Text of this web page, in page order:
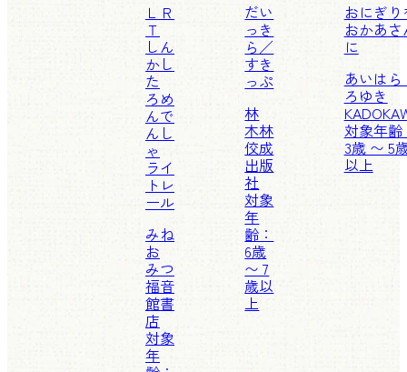
ＬＲ
Ｔ
しん
かし
た
ろめ
んで
んし
ゃ
ライ
トレ
ール
みね
お
みつ
福音
館書
店
対象
年
だい
っき
ら／
すき
っぷ
林
木林
佼成
出版
社
対象
年
齢：
6歳
〜 7
歳以
上
おにぎり
おかあさ
に
あいはら
ろゆき
対象年齢
3歳 〜 5
以上